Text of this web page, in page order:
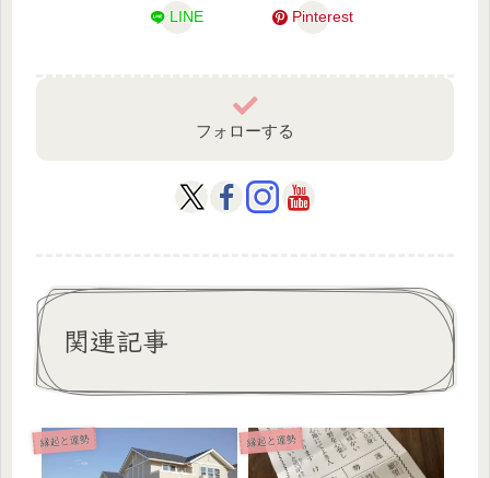
LINE Pinterest
フォローする
関連記事
縁起と運勢 縁起と運勢